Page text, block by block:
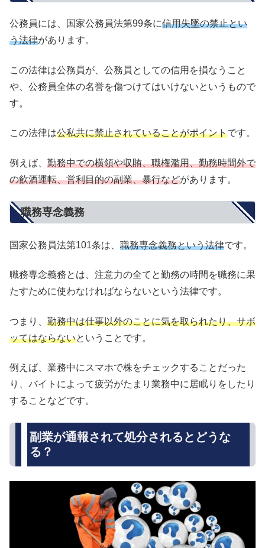
公務員には、国家公務員法第99条に信用失墜の禁止とい
う法律があります。
この法律は公務員が、公務員としての信用を損なうこと
や、公務員全体の名誉を傷つけてはいけないというもので
す。
この法律は公私共に禁止されていることがポイントです。
例えば、 勤務中での横領や収賄、職権濫用、勤務時間外で
の飲酒運転、営利目的の副業、暴行などがあります。
職務専念義務
国家公務員法第101条は、 職務専念義務という法律です。
職務専念義務とは、注意力の全てと勤務の時間を職務に果
たすために使わなければならないという法律です。
つまり、 勤務中は仕事以外のことに気を取られたり、サボ
ッてはならないということです。
例えば、業務中にスマホで株をチェックすることだった
り、バイトによって疲労がたまり業務中に居眠りをしたり
することなどです。
副業が通報されて処分されるとどうな
る？